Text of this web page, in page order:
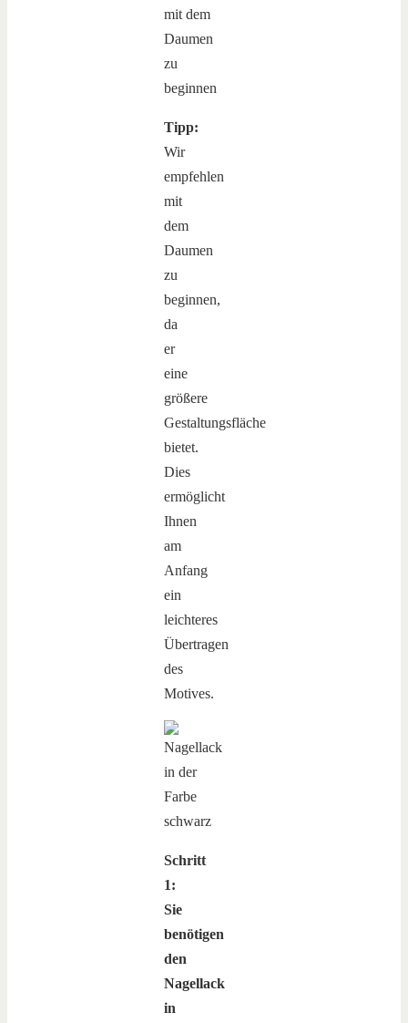
Tipp:
Wir
empfehlen
mit
dem
Daumen
zu
beginnen,
da
er
eine
größere
Gestaltungsfläche
bietet.
Dies
ermöglicht
Ihnen
am
Anfang
ein
leichteres
Übertragen
des
Motives.
Schritt
1:
Sie
benötigen
den
Nagellack
in